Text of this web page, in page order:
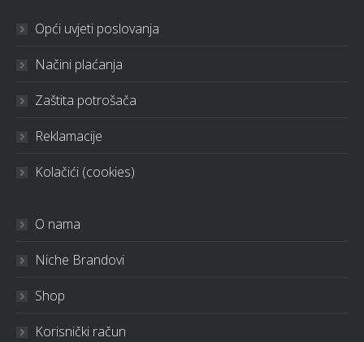
Opći uvjeti poslovanja
Načini plaćanja
Zaštita potrošača
Reklamacije
Kolačići (cookies)
O nama
Niche Brandovi
Shop
Korisnički račun